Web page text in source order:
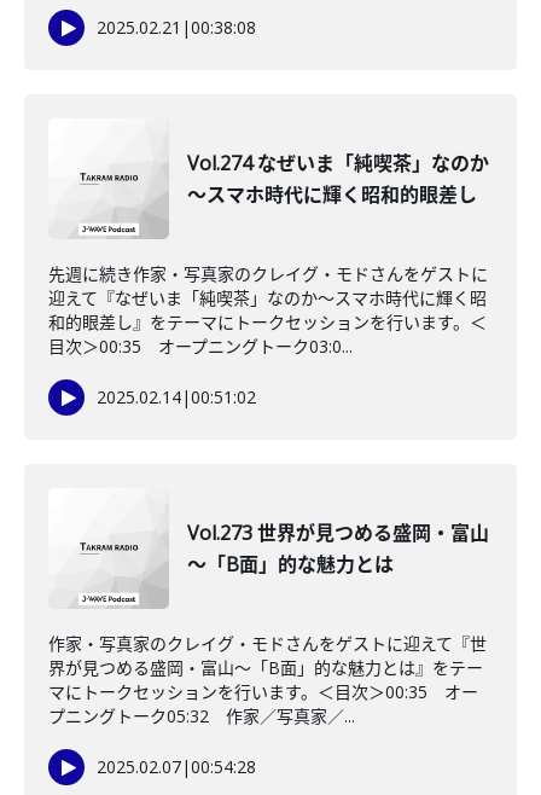
2025.02.21 |00:38:08
Vol.274 なぜいま「純喫茶」なのか
～スマホ時代に輝く昭和的眼差し
先週に続き作家・写真家のクレイグ・モドさんをゲストに
迎えて『なぜいま「純喫茶」なのか～スマホ時代に輝く昭
和的眼差し』をテーマにトークセッションを行います。＜
目次＞00:35 オープニングトーク03:0...
2025.02.14|00:51:02
Vol.273 世界が見つめる盛岡・富山
～「B面」的な魅力とは
作家・写真家のクレイグ・モドさんをゲストに迎えて『世
界が見つめる盛岡・富山～「B面」的な魅力とは』をテー
マにトークセッションを行います。＜目次＞00:35 オー
プニングトーク05:32 作家／写真家／...
2025.02.07|00:54:28